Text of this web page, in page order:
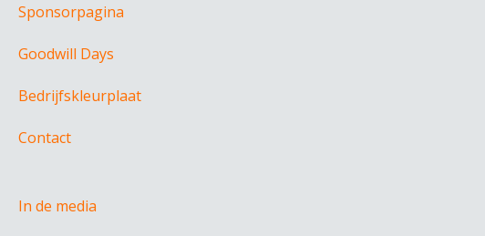
Sponsorpagina
Goodwill Days
Bedrijfskleurplaat
Contact
In de media